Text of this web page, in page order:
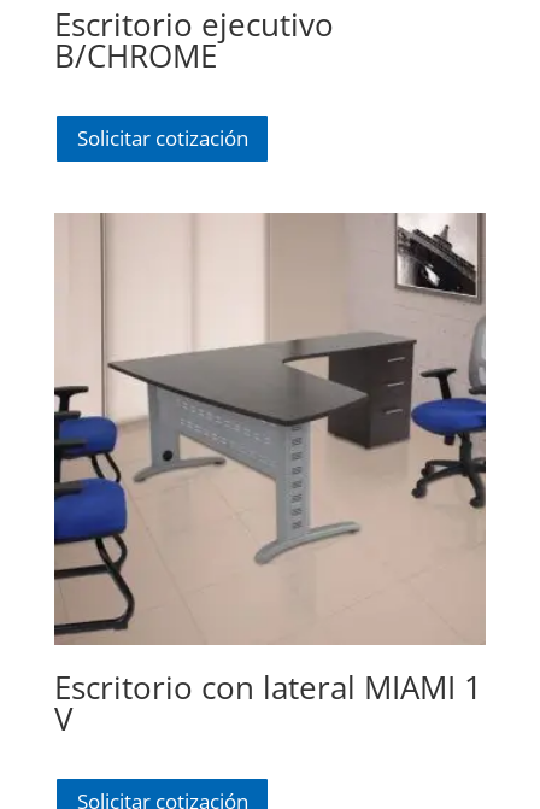
Escritorio ejecutivo
B/CHROME
Solicitar cotización
Escritorio con lateral MIAMI 1
V
Solicitar cotización